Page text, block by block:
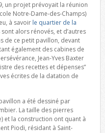
un projet prévoyait la réunion
Notre-Dame-des-Champs)
à savoir le quartier de la
alors rénovés, et d’autres
de ce petit pavillon, devant
également des cabines de
Jean-Yves Baxter
des recettes et dépenses”
écrites de la datation de
a été dessiné par
La taille des pierres
et la construction ont quant à
Piodi, résidant à Saint-